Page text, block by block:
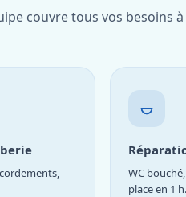
couvre tous vos besoins
WC
place en 1 h.